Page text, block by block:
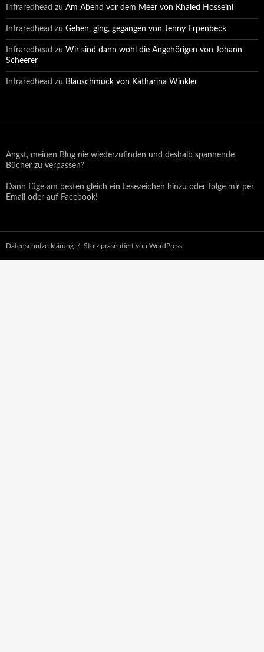
Infraredhead zu Am Abend vor dem Meer von Khaled Hosseini
Infraredhead zu Gehen, ging, gegangen von Jenny Erpenbeck
Infraredhead zu Wir sind dann wohl die Angehörigen von Johann
Scheerer
Infraredhead zu Blauschmuck von Katharina Winkler
Angst, meinen Blog nie wiederzufinden und deshalb spannende
Bücher zu verpassen?
Dann füge am besten gleich ein Lesezeichen hinzu oder folge mir per
Email oder auf Facebook!
Datenschutzerklärung Stolz präsentiert von WordPress